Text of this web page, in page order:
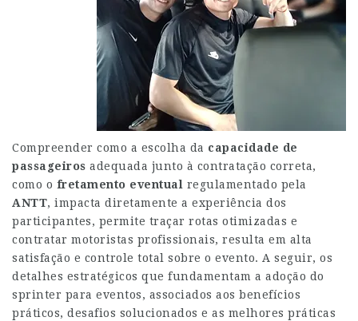
Compreender como a escolha da capacidade de
passageiros adequada junto à contratação correta,
como o fretamento eventual regulamentado pela
ANTT, impacta diretamente a experiência dos
participantes, permite traçar rotas otimizadas e
contratar motoristas profissionais, resulta em alta
satisfação e controle total sobre o evento. A seguir, os
detalhes estratégicos que fundamentam a adoção do
sprinter para eventos, associados aos benefícios
práticos, desafios solucionados e as melhores práticas